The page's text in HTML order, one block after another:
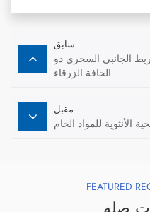
سابق
الجانبي السحري ذو
الحافة الزرقاء
مقبل
للمواد الخام
FEATURED
صله